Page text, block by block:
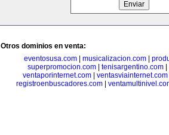
Otros dominios en venta:
eventosusa.com| musicalizacion.com|
superpromocion.com
tenisargentino.com
ventaporinternet.com
ventasviainternet.com
registroenbuscadores.com